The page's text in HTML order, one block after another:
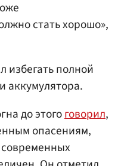
стать хорошо»,
избегать полной
аккумулятора.
до этогоговорил,
опасениям,